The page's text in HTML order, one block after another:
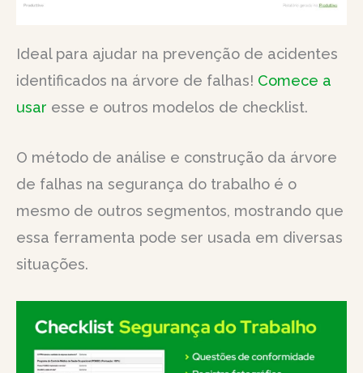
Ideal para ajudar na prevenção de acidentes
identificados na árvore de falhas! Comece a
usar esse e outros modelos de checklist.
O método de análise e construção da árvore
de falhas na segurança do trabalho é o
mesmo de outros segmentos, mostrando que
essa ferramenta pode ser usada em diversas
situações.